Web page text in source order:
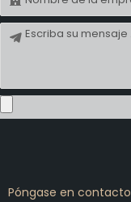
Mensaje
Póngase en